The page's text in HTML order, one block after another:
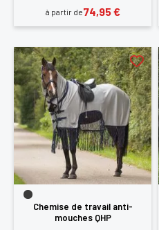
à partir de74,95 €
Chemise de travail anti-
mouches QHP
×
Vous devez être connecté
produits dans votre liste